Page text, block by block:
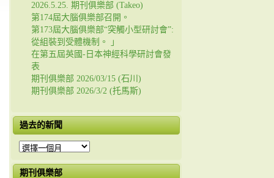
2026.5.25. 期刊俱樂部 (Takeo)
第174屆大腦俱樂部召開。
第173屆大腦俱樂部“突觸小型研討會”:
從組裝到受體機制。 」
在第五屆英國-日本神經科學研討會發
表
期刊俱樂部 2026/03/15 (石川)
期刊俱樂部 2026/3/2 (托馬斯)
過去的新聞
過
的
期刊俱樂部